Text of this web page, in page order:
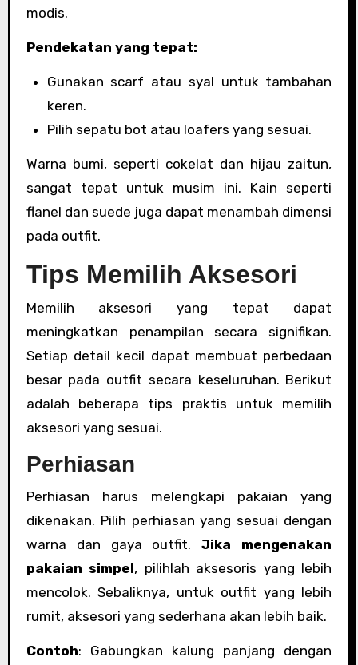
modis.
Pendekatan yang tepat:
Gunakan scarf atau syal untuk tambahan
keren.
Pilih sepatu bot atau loafers yang sesuai.
Warna bumi, seperti cokelat dan hijau zaitun,
sangat tepat untuk musim ini. Kain seperti
flanel dan suede juga dapat menambah dimensi
pada outfit.
Tips Memilih Aksesori
Memilih aksesori yang tepat dapat
meningkatkan penampilan secara signifikan.
Setiap detail kecil dapat membuat perbedaan
besar pada outfit secara keseluruhan. Berikut
adalah beberapa tips praktis untuk memilih
aksesori yang sesuai.
Perhiasan
Perhiasan harus melengkapi pakaian yang
dikenakan. Pilih perhiasan yang sesuai dengan
warna dan gaya outfit.Jika mengenakan
pakaian simpel, pilihlah aksesoris yang lebih
mencolok. Sebaliknya, untuk outfit yang lebih
rumit, aksesori yang sederhana akan lebih baik.
Contoh: Gabungkan kalung panjang dengan